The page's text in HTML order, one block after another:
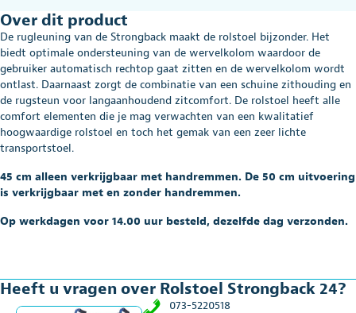
aantal
Over dit product
De rugleuning van de Strongback maakt de rolstoel bijzonder. Het
biedt optimale ondersteuning van de wervelkolom waardoor de
gebruiker automatisch rechtop gaat zitten en de wervelkolom wordt
ontlast. Daarnaast zorgt de combinatie van een schuine zithouding en
de rugsteun voor langaanhoudend zitcomfort. De rolstoel heeft alle
comfort elementen die je mag verwachten van een kwalitatief
hoogwaardige rolstoel en toch het gemak van een zeer lichte
transportstoel.
45 cm alleen verkrijgbaar met handremmen. De 50 cm uitvoering
is verkrijgbaar met en zonder handremmen.
Op werkdagen voor 14.00 uur besteld, dezelfde dag verzonden.
Heeft u vragen over Rolstoel Strongback 24?
073-5220518